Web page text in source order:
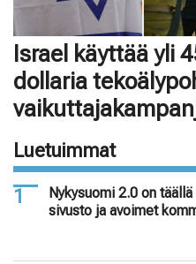
Israel käyttää yli
dollaria
Luetuimmat
Nykysuomi 2.0 on
sivusto ja avoimet